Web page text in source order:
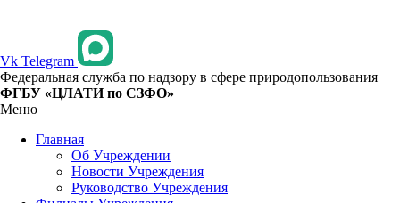
Vk Telegram
Федеральная служба по надзору в сфере природопользования
ФГБУ «ЦЛАТИ по СЗФО»
Меню
Главная
Об Учреждении
Новости Учреждения
Руководство Учреждения